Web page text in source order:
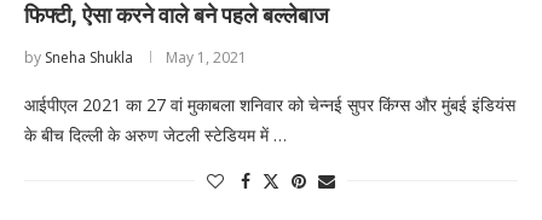
फिफ्टी, ऐसा करने वाले बने पहले बल्लेबाज
by Sneha Shukla May 1, 2021
आईपीएल 2021 का 27 वां मुकाबला शनिवार को चेन्नई सुपर किंग्स और मुंबई इंडियंस
के बीच दिल्ली के अरुण जेटली स्टेडियम में …